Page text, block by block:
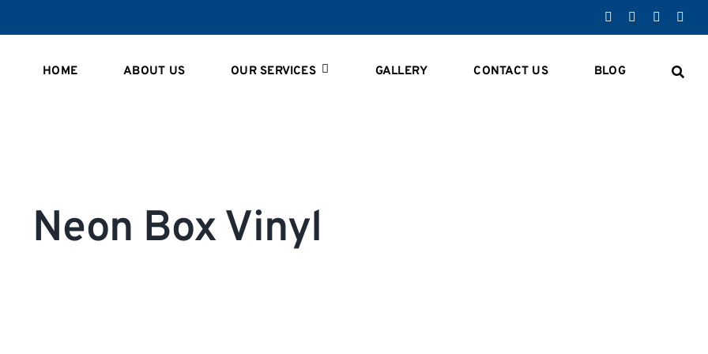
HOME ABOUT US OUR SERVICES GALLERY CONTACT US BLOG
Neon Box Vinyl